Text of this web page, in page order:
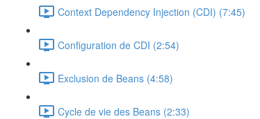
Context Dependency Injection (CDI) (7:45)
Configuration de CDI (2:54)
Exclusion de Beans (4:58)
Cycle de vie des Beans (2:33)